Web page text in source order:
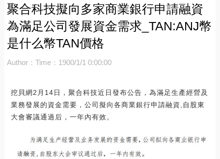
聚合科技擬向多家商業銀行申請融資
為滿足公司發展資金需求_TAN:ANJ幣
是什么幣TAN價格
Author： Time：1900/1/1 0:00:00
挖貝網2月14日，聚合科技近日發布公告，為滿足生產經營及
業務發展的資金需要，公司擬向各商業銀行申請融資,自股東
大會審議通過后，一年內有效。